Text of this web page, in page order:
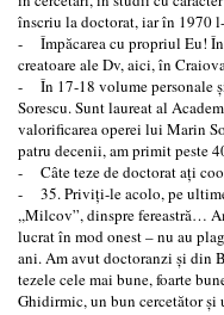
înscriu la doctorat, iar în 1970
- Împăcarea cu propriul Eu! În
creatoare ale Dv, aici, în
- În 17-18 volume personale
Sorescu. Sunt laureat al
valorificarea operei lui Marin
patru decenii, am primit peste
- Câte teze de doctorat aţi
- 35. Priviţi-le acolo, pe
,,Milcov”, dinspre fereastră…
lucrat în mod onest – nu au
ani. Am avut doctoranzi şi din
tezele cele mai bune, foarte
Ghidirmic, un bun cercetător